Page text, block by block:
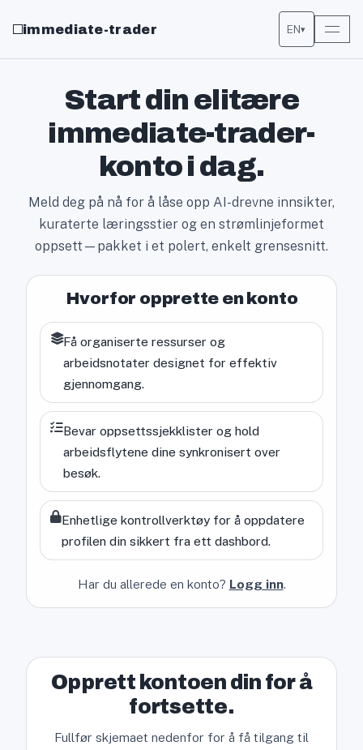
immediate-trader EN▾
Start din elitære
immediate-trader-
konto i dag.
Meld deg på nå for å låse opp AI-drevne innsikter,
kuraterte læringsstier og en strømlinjeformet
oppsett—pakket i et polert, enkelt grensesnitt.
Hvorfor opprette en konto
Få organiserte ressurser og
arbeidsnotater designet for effektiv
gjennomgang.
Bevar oppsettssjekklister og hold
arbeidsflytene dine synkronisert over
besøk.
Enhetlige kontrollverktøy for å oppdatere
profilen din sikkert fra ett dashbord.
Har du allerede en konto? Logg inn.
Opprett kontoen din for å
fortsette.
Fullfør skjemaet nedenfor for å få tilgang til